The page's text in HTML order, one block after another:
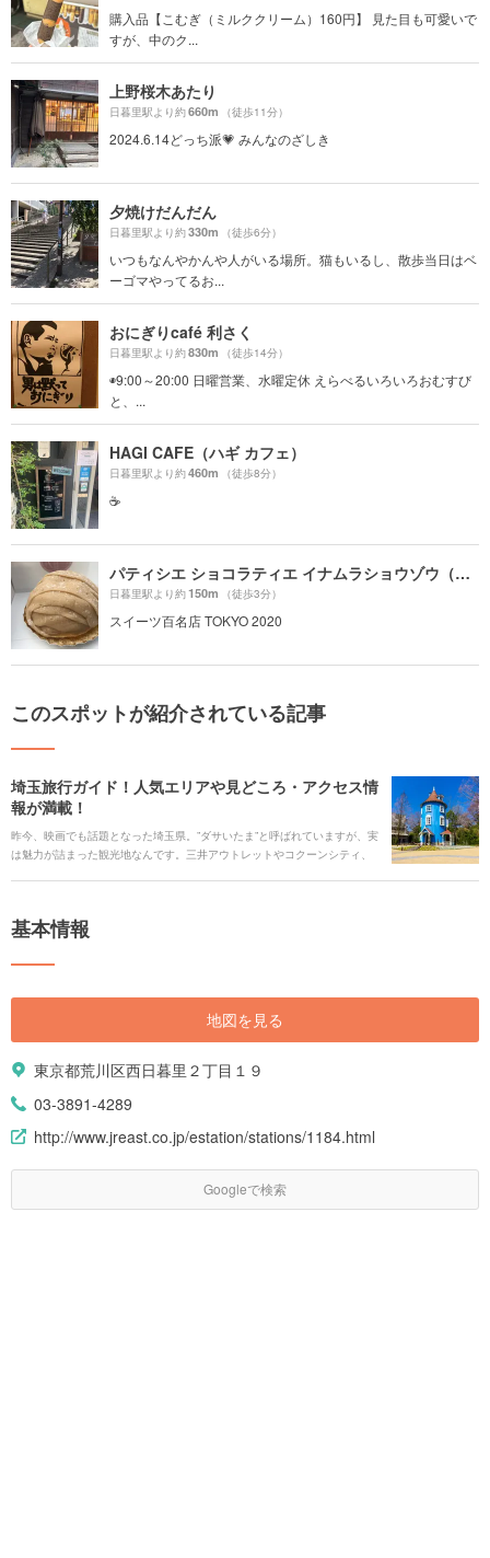
購入品【こむぎ（ミルククリーム）160円】 見た目も可愛いで
すが、中のク...
上野桜木あたり
日暮里駅より約660m （徒歩11分）
2024.6.14どっち派💗 みんなのざしき
夕焼けだんだん
日暮里駅より約330m （徒歩6分）
いつもなんやかんや人がいる場所。猫もいるし、散歩当日はベ
ーゴマやってるお...
おにぎりcafé 利さく
日暮里駅より約830m （徒歩14分）
◉9:00～20:00 日曜営業、水曜定休 えらべるいろいろおむすび
と、...
HAGI CAFE（ハギ カフェ）
日暮里駅より約460m （徒歩8分）
☕️
パティシエ ショコラティエ イナムラショウゾウ（CHOCOLATIER INAMURA SHOZO）
日暮里駅より約150m （徒歩3分）
スイーツ百名店 TOKYO 2020
このスポットが紹介されている記事
埼玉旅行ガイド！人気エリアや見どころ・アクセス情
報が満載！
昨今、映画でも話題となった埼玉県。”ダサいたま”と呼ばれていますが、実
は魅力が詰まった観光地なんです。三井アウトレットやコクーンシティ、
クラスを誇ります。新鮮な野菜を使った栄養満点のグルメが味わえます。
ィープなスポットから、アクセスまで埼玉県の旅行に役立つ情報をご紹介
基本情報
地図を見る
東京都荒川区西日暮里２丁目１９
03-3891-4289
http://www.jreast.co.jp/estation/stations/1184.html
Googleで検索